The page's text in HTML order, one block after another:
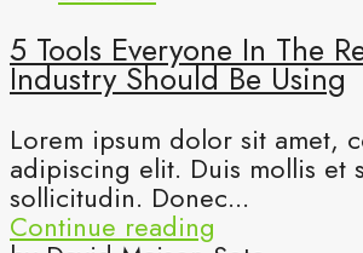
5 Tools Everyone In The
Industry Should Be Using
Lorem ipsum dolor sit amet,
adipiscing elit. Duis mollis et
sollicitudin. Donec...
Continue reading